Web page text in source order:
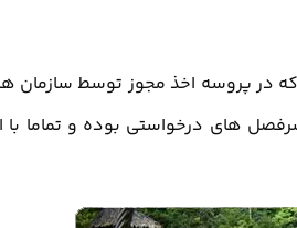
در پروسه اخذ مجوز توسط سازمان
های درخواستی بوده و تماما با